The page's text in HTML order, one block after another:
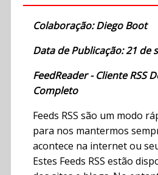
Colaboração: Diego Boot
Data de Publicação: 21 de
FeedReader - Cliente RSS
Completo
Feeds RSS são um modo
para nos mantermos
acontece na internet ou
Estes Feeds RSS estão